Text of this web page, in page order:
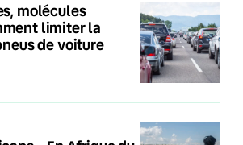
molécules
limiter la
de voiture